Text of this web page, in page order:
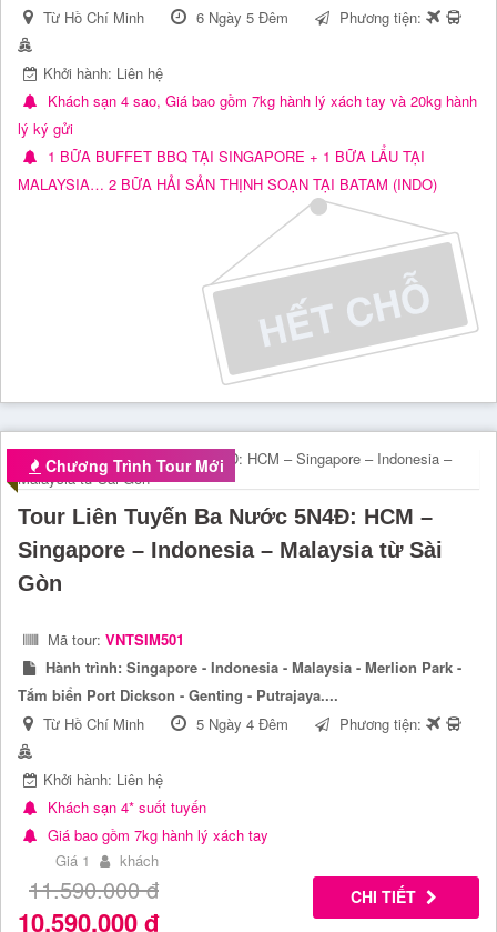
Từ Hồ Chí Minh
6 Ngày 5 Đêm Phương tiện:
Khởi hành: Liên hệ
Khách sạn 4 sao, Giá bao gồm 7kg hành lý xách tay và 20kg hành
lý ký gửi
1 BỮA BUFFET BBQ TẠI SINGAPORE + 1 BỮA LẨU TẠI
MALAYSIA… 2 BỮA HẢI SẢN THỊNH SOẠN TẠI BATAM (INDO)
Chương Trình Tour Mới
Tour Liên Tuyến Ba Nước 5N4Đ: HCM –
Singapore – Indonesia – Malaysia từ Sài
Gòn
Mã tour: VNTSIM501
Hành trình: Singapore - Indonesia - Malaysia - Merlion Park -
Tắm biển Port Dickson - Genting - Putrajaya....
Từ Hồ Chí Minh
5 Ngày 4 Đêm Phương tiện:
Khởi hành: Liên hệ
Khách sạn 4* suốt tuyến
Giá bao gồm 7kg hành lý xách tay
Giá 1
khách
11.590.000đ
10.590.000đ
CHI TIẾT